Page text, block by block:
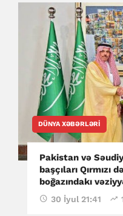
DÜNYA XƏBƏRLƏRI
Pakistan və
başçıları Qırmızı
boğazındakı
30 İyul 21:41